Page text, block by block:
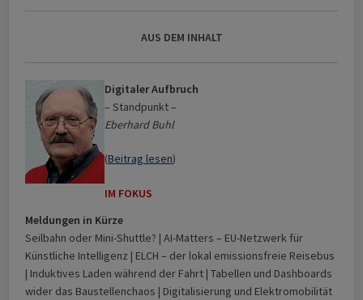
AUS DEM INHALT
Digitaler Aufbruch
– Standpunkt –
Eberhard Buhl
(Beitrag lesen)
IM FOKUS
Meldungen in Kürze
Seilbahn oder Mini-Shuttle? | AI-Matters – EU-Netzwerk für
Künstliche Intelligenz | ELCH – der lokal emissionsfreie Reisebus
| Induktives Laden während der Fahrt | Tabellen und Dashboards
wider das Baustellenchaos | Digitalisierung und Elektromobilität